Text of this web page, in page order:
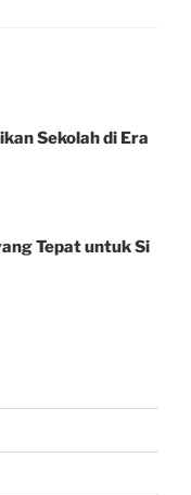
Sekolah di Era
Tepat untuk Si